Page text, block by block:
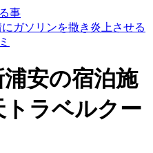
事
ガソリンを撒き炎上させる
安の宿泊施
ラベルクー